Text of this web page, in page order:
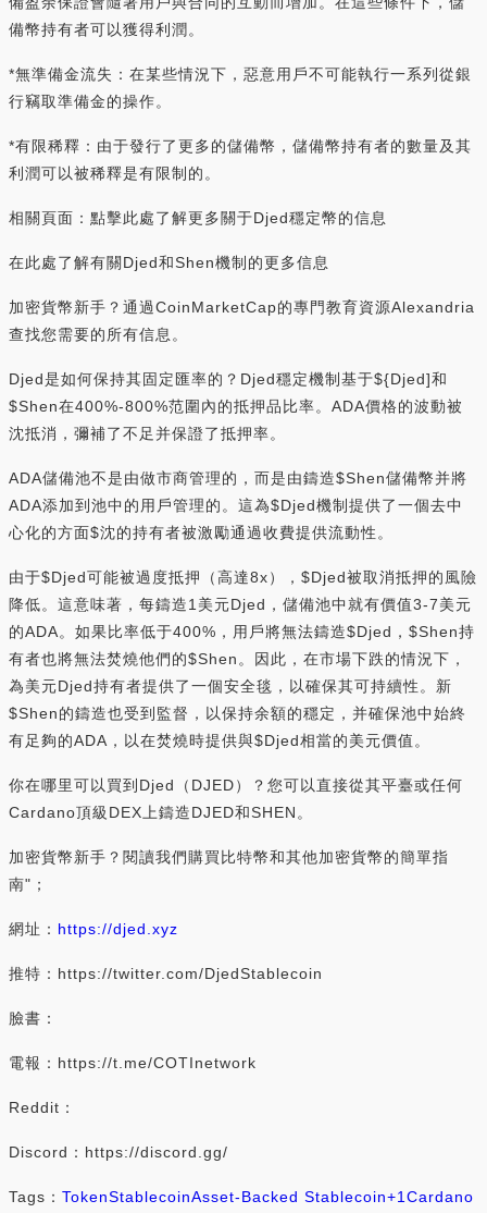
備幣持有者可以獲得利潤。
*無準備金流失：在某些情況下，惡意用戶不可能執行一系列從銀
行竊取準備金的操作。
*有限稀釋：由于發行了更多的儲備幣，儲備幣持有者的數量及其
利潤可以被稀釋是有限制的。
相關頁面：點擊此處了解更多關于Djed穩定幣的信息
在此處了解有關Djed和Shen機制的更多信息
加密貨幣新手？通過CoinMarketCap的專門教育資源Alexandria
查找您需要的所有信息。
Djed是如何保持其固定匯率的？Djed穩定機制基于${Djed]和
$Shen在400%-800%范圍內的抵押品比率。ADA價格的波動被
沈抵消，彌補了不足并保證了抵押率。
ADA儲備池不是由做市商管理的，而是由鑄造$Shen儲備幣并將
ADA添加到池中的用戶管理的。這為$Djed機制提供了一個去中
心化的方面$沈的持有者被激勵通過收費提供流動性。
由于$Djed可能被過度抵押（高達8x），$Djed被取消抵押的風險
降低。這意味著，每鑄造1美元Djed，儲備池中就有價值3-7美元
的ADA。如果比率低于400%，用戶將無法鑄造$Djed，$Shen持
有者也將無法焚燒他們的$Shen。因此，在市場下跌的情況下，
為美元Djed持有者提供了一個安全毯，以確保其可持續性。新
$Shen的鑄造也受到監督，以保持余額的穩定，并確保池中始終
有足夠的ADA，以在焚燒時提供與$Djed相當的美元價值。
你在哪里可以買到Djed（DJED）？您可以直接從其平臺或任何
Cardano頂級DEX上鑄造DJED和SHEN。
加密貨幣新手？閱讀我們購買比特幣和其他加密貨幣的簡單指
南"；
網址： https://djed.xyz
推特：https://twitter.com/DjedStablecoin
臉書：
電報：https://t.me/COTInetwork
Reddit：
Discord：https://discord.gg/
Tags： TokenStablecoinAsset-Backed Stablecoin+1 Cardano